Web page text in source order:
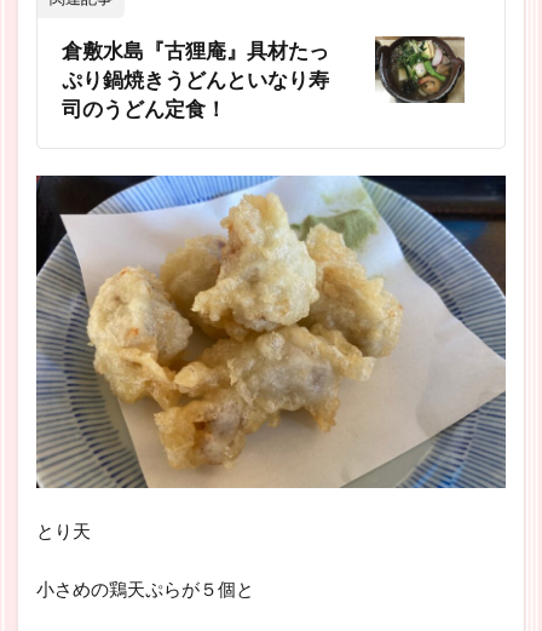
倉敷水島『古狸庵』具材たっ
ぷり鍋焼きうどんといなり寿
司のうどん定食！
とり天
小さめの鶏天ぷらが５個と